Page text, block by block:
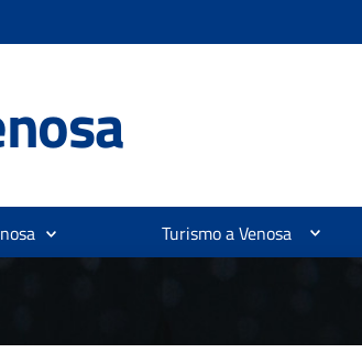
Turismo a Venosa